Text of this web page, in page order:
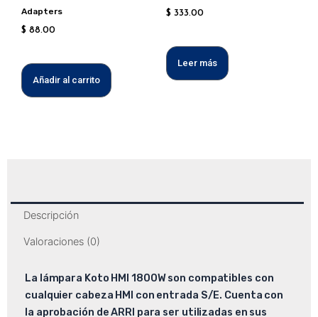
Adapters
$ 88.00
Añadir al carrito
$ 333.00
Leer más
Descripción
Valoraciones (0)
La lámpara Koto HMI 1800W son compatibles con
cualquier cabeza HMI con entrada S/E. Cuenta con
la aprobación de ARRI para ser utilizadas en sus